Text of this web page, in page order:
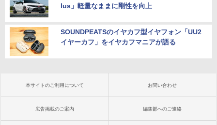
lus」軽量なままに剛性を向上
SOUNDPEATSのイヤカフ型イヤフォン「UU2
イヤーカフ」をイヤカフマニアが語る
本サイトのご利用について お問い合わせ
広告掲載のご案内 編集部へのご連絡